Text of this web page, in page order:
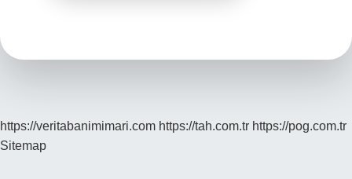
https://veritabanimimari.com https://tah.com.tr https://pog.com.tr
Sitemap